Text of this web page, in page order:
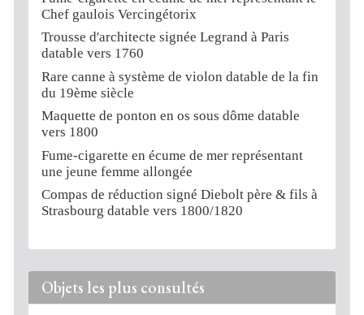
Chef gaulois Vercingétorix
Trousse d'architecte signée Legrand à Paris
datable vers 1760
Rare canne à système de violon datable de la fin
du 19ème siècle
Maquette de ponton en os sous dôme datable
vers 1800
Fume-cigarette en écume de mer représentant
une jeune femme allongée
Compas de réduction signé Diebolt père & fils à
Strasbourg datable vers 1800/1820
Objets les plus consultés